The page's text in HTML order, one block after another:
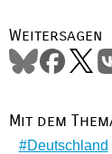
Weitersagen
Mit dem
Deutschland